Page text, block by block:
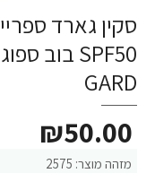
סקין גארד
GARD
מזהה מוצר: 2575
₪50.00